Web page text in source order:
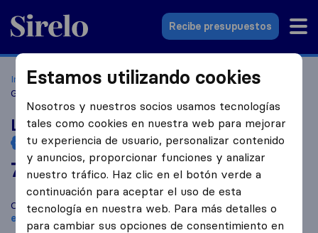
Sirelo.es
Recibe presupuestos
Inicio Empresas de mudanzas San Fulgencio
LAS
GOLONDRINAS SOLUCIONES SL
LAS GOLONDRINAS SOLUCIONES SL
7,6 basado en
reseñas de Sirelo y Google
i
Compara LAS GOLONDRINAS SOLUCIONES SL con otras
empresas de mudanzas
Estamos utilizando cookies
Nosotros y nuestros socios usamos tecnologías
tales como cookies en nuestra web para mejorar
tu experiencia de usuario, personalizar contenido
y anuncios, proporcionar funciones y analizar
nuestro tráfico. Haz clic en el botón verde a
continuación para aceptar el uso de esta
tecnología en nuestra web. Para más detalles o
para cambiar sus opciones de consentimiento en